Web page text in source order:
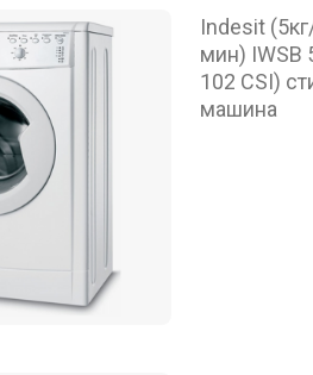
Indesit
мин) IWSB
102 CSI)
машина